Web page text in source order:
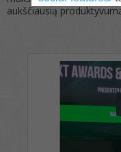
aukščiausią